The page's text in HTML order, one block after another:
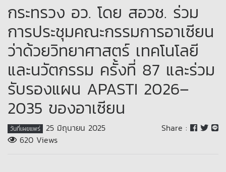
กระทรวง อว. โดย สอวช. ร่วม
การประชุมคณะกรรมการอาเซียน
ว่าด้วยวิทยาศาสตร์ เทคโนโลยี
และนวัตกรรม ครั้งที่ 87 และร่วม
รับรองแผน APASTI 2026–
2035 ของอาเซียน
วันที่เผยแพร่ 25 มิถุนายน 2025
620 Views
Share :